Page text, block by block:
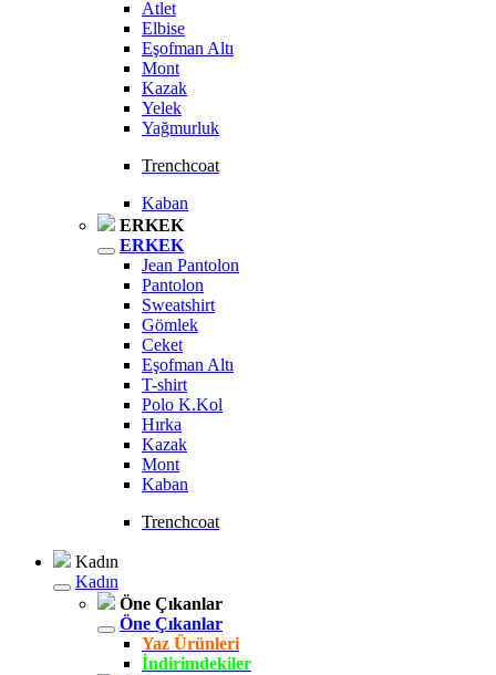
Atlet
Elbise
Eşofman Altı
Mont
Kazak
Yelek
Yağmurluk
Trenchcoat
Kaban
ERKEK
ERKEK
Jean Pantolon
Pantolon
Sweatshirt
Gömlek
Ceket
Eşofman Altı
T-shirt
Polo K.Kol
Hırka
Kazak
Mont
Kaban
Trenchcoat
Kadın
Kadın
Öne Çıkanlar
Öne Çıkanlar
Yaz Ürünleri
İndirimdekiler